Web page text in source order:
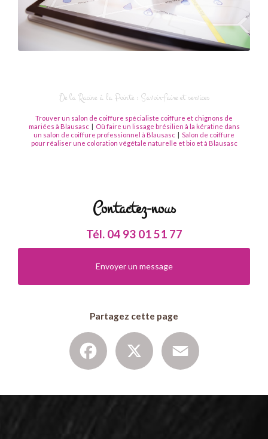
De la Racine à la Pointe : Savoir-faire et services
Trouver un salon de coiffure spécialiste coiffure et chignons de
mariées à Blausasc|
Où faire un lissage brésilien à la kératine dans
un salon de coiffure professionnel à Blausasc
Salon de coiffure
pour réaliser une coloration végétale naturelle et bio et à Blausasc
Contactez-nous
Tél. 04 93 01 51 77
Envoyer un message
Partagez cette page
Facebook